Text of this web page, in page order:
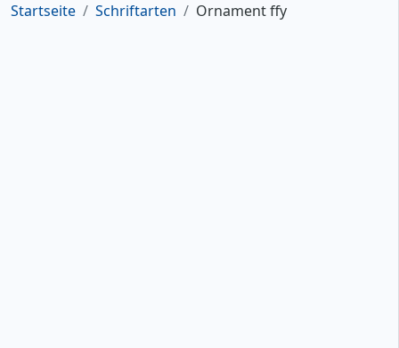
Startseite Schriftarten Ornament ffy